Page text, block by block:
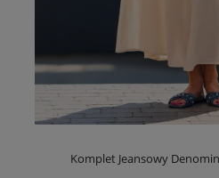
Komplet Jeansowy